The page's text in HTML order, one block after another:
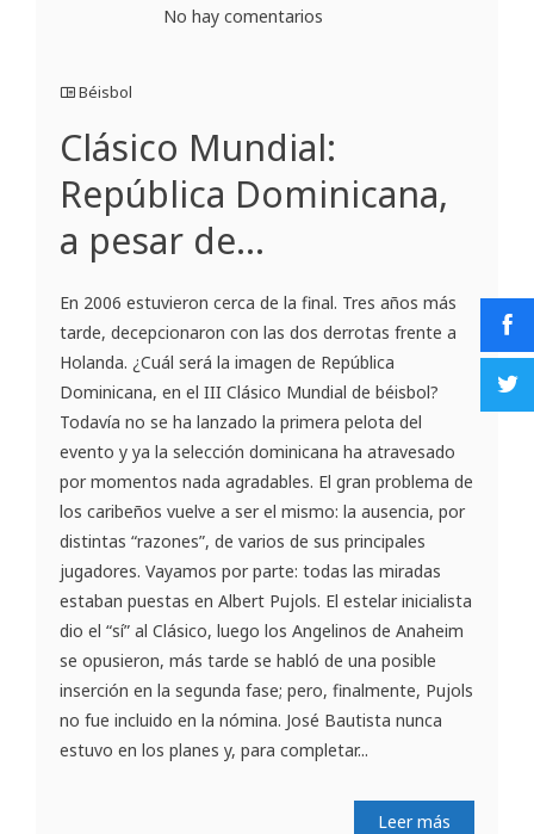
No hay comentarios
Béisbol
Clásico Mundial:
República Dominicana,
a pesar de…
En 2006 estuvieron cerca de la final. Tres años más
tarde, decepcionaron con las dos derrotas frente a
Holanda. ¿Cuál será la imagen de República
Dominicana, en el III Clásico Mundial de béisbol?
Todavía no se ha lanzado la primera pelota del
evento y ya la selección dominicana ha atravesado
por momentos nada agradables. El gran problema de
los caribeños vuelve a ser el mismo: la ausencia, por
distintas “razones”, de varios de sus principales
jugadores. Vayamos por parte: todas las miradas
estaban puestas en Albert Pujols. El estelar inicialista
dio el “sí” al Clásico, luego los Angelinos de Anaheim
se opusieron, más tarde se habló de una posible
inserción en la segunda fase; pero, finalmente, Pujols
no fue incluido en la nómina. José Bautista nunca
estuvo en los planes y, para completar...
Leer más